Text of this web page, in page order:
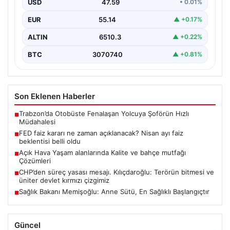
dinlenmek,…
USD 47.59 • 0.01%
EUR 55.14 ▲ +0.17%
ALTIN 6510.3 ▲ +0.22%
BTC 3070740 ▲ +0.81%
Son Eklenen Haberler
■Trabzon’da Otobüste Fenalaşan Yolcuya Şoförün Hızlı
Müdahalesi
■FED faiz kararı ne zaman açıklanacak? Nisan ayı faiz
beklentisi belli oldu
■Açık Hava Yaşam alanlarında Kalite ve bahçe mutfağı
Çözümleri
■CHP’den süreç yasası mesajı. Kılıçdaroğlu: Terörün bitmesi ve
üniter devlet kırmızı çizgimiz
■Sağlık Bakanı Memişoğlu: Anne Sütü, En Sağlıklı Başlangıçtır
Güncel